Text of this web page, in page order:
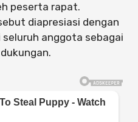
peserta rapat.
diapresiasi dengan
anggota sebagai